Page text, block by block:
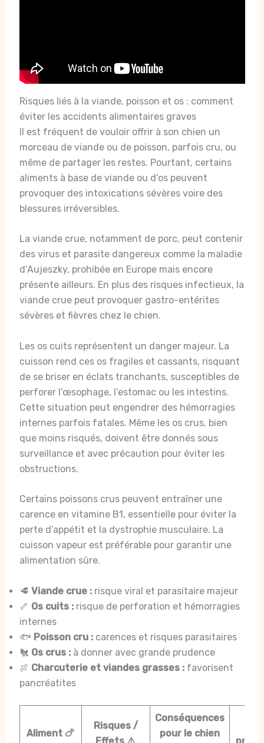
Risques liés à la viande, poisson et os : comment
éviter les accidents alimentaires graves
Il est fréquent de vouloir offrir à son chien un
morceau de viande ou de poisson, parfois cru, ou
même de partager les restes. Pourtant, certains
aliments à base de viande ou d’os peuvent
provoquer des intoxications sévères voire des
blessures irréversibles.
La viande crue, notamment de porc, peut contenir
des virus et parasite dangereux comme la maladie
d’Aujeszky, prohibée en Europe mais encore
présente ailleurs. En plus des risques infectieux, la
viande crue peut provoquer gastro-entérites
sévères et fièvres chez le chien.
Les os cuits représentent un danger majeur. La
cuisson rend ces os fragiles et cassants, risquant
de se briser en éclats tranchants, susceptibles de
perforer l’œsophage, l’estomac ou les intestins.
Cette situation peut engendrer des hémorragies
internes parfois fatales. Même les os crus, bien
que moins risqués, doivent être donnés sous
surveillance et avec précaution pour éviter les
obstructions.
Certains poissons crus peuvent entraîner une
carence en vitamine B1, essentielle pour éviter la
perte d’appétit et la dystrophie musculaire. La
cuisson vapeur est préférable pour garantir une
alimentation sûre.
🥩 Viande crue :risque viral et parasitaire majeur
🦴 Os cuits :risque de perforation et hémorragies
internes
🐟 Poisson cru :carences et risques parasitaires
🐔 Os crus :à donner avec grande prudence
🍖 Charcuterie et viandes grasses :favorisent
pancréatites
Aliment 🍗
Risques /
Conséquences
pour le chien